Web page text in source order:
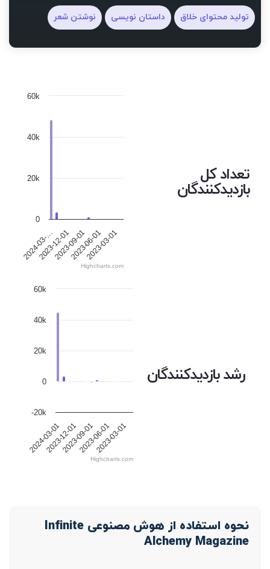
تولید محتوای خلاق داستان نویسی نوشتن شعر
تعداد کل
بازدیدکنندگان
2024-03-…
2023-12-012023-09-012023-06-01
2023-03-01
0
20k
40k
60k
Highcharts.com
رشد بازدیدکنندگان
2024-03-01
2023-12-012023-09-012023-06-012023-03-01
0
20k
40k
-20k
60k
Highcharts.com
نحوه استفاده از هوش مصنوعی Infinite
Alchemy Magazine